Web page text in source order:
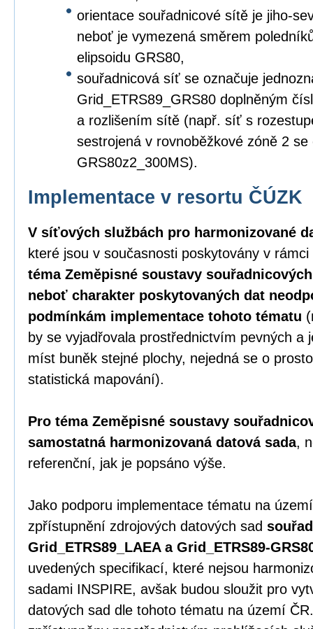
orientace souřadnicové sítě je jiho-
neboť je vymezená směrem
elipsoidu GRS80,
souřadnicová síť se označuje
Grid_ETRS89_GRS80 doplněným
a rozlišením sítě (např. síť s
sestrojená v rovnoběžkové zóně 2
GRS80z2_300MS).
Implementace v resortu ČÚZK
V síťových službách pro harmonizované
které jsou v současnosti poskytovány v
téma Zeměpisné soustavy
neboť charakter poskytovaných dat
podmínkám implementace tohoto tématu
by se vyjadřovala prostřednictvím pevných a
míst buněk stejné plochy, nejedná se o
statistická mapování).
Pro téma Zeměpisné soustavy
samostatná harmonizovaná datová sada,
referenční, jak je popsáno výše.
Jako podporu implementace tématu na
zpřístupnění zdrojových datových sad
Grid_ETRS89_LAEA a Grid_ETRS89-
uvedených specifikací, které nejsou
sadami INSPIRE, avšak budou sloužit pro
datových sad dle tohoto tématu na území